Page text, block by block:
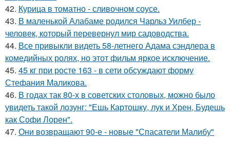
42. Курица в томатно - сливочном соусе.
43. В маленькой Алабаме родился Чарльз Уилбер -
человек, который перевернул мир садоводства.
44. Все привыкли видеть 58-летнего Адама сэндлера в
комедийных ролях, но этот фильм яркое исключение.
45. 45 кг при росте 163 - в сети обсуждают форму
Стефания Маликова.
46. В годах так 80-х в советских столовых, можно было
увидеть такой лозунг: "Ешь Картошку, лук и Хрен, Будешь
как Софи Лорен".
47. Они возвращают 90-е - новые "Спасатели Малибу"